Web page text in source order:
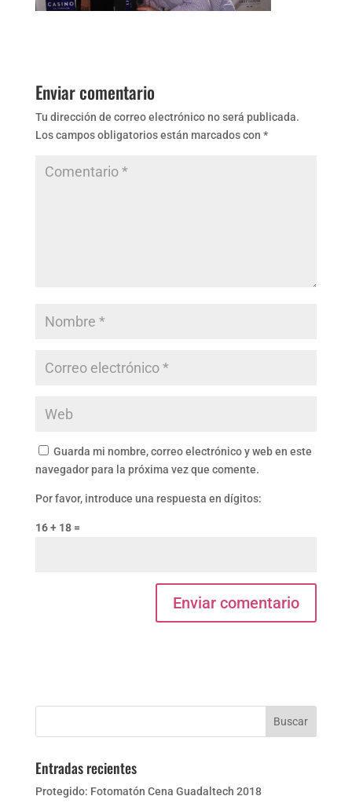
Enviar comentario
Tu dirección de correo electrónico no será publicada.
Los campos obligatorios están marcados con *
Guarda mi nombre, correo electrónico y web en este
navegador para la próxima vez que comente.
Por favor, introduce una respuesta en dígitos:
16 + 18 =
Entradas recientes
Protegido: Fotomatón Cena Guadaltech 2018